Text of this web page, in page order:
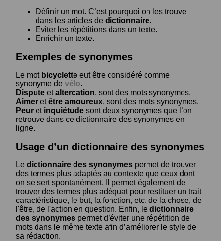
Définir un mot. C’est pourquoi on les trouve
dans les articles de dictionnaire.
Eviter les répétitions dans un texte.
Enrichir un texte.
Exemples de synonymes
Le mot bicyclette eut être considéré comme
synonyme de vélo.
Dispute etaltercation, sont des mots synonymes.
Aimer etêtre amoureux, sont des mots synonymes.
Peur et inquiétude sont deux synonymes que l’on
retrouve dans ce dictionnaire des synonymes en
ligne.
Usage d’un dictionnaire des synonymes
Le dictionnaire des synonymes permet de trouver
des termes plus adaptés au contexte que ceux dont
on se sert spontanément. Il permet également de
trouver des termes plus adéquat pour restituer un trait
caractéristique, le but, la fonction, etc. de la chose, de
l'être, de l'action en question. Enfin, le dictionnaire
des synonymes permet d’éviter une répétition de
mots dans le même texte afin d’améliorer le style de
sa rédaction.